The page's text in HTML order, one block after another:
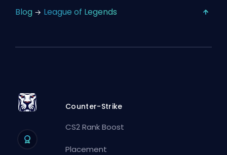
Blog League of Legends
Counter-Strike
CS2 Rank Boost
Placement